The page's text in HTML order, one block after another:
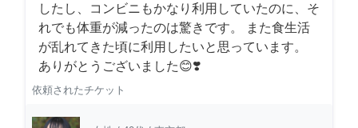
したし、コンビニもかなり利用していたのに、そ
れでも体重が減ったのは驚きです。 また食生活
が乱れてきた頃に利用したいと思っています。
ありがとうございました😊❣️
依頼されたチケット